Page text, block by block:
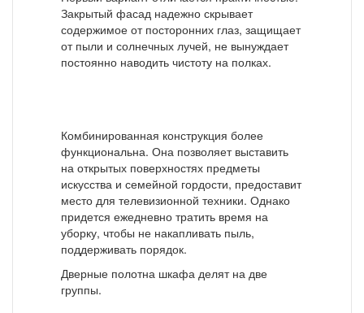
Закрытый фасад надежно скрывает
содержимое от посторонних глаз, защищает
от пыли и солнечных лучей, не вынуждает
постоянно наводить чистоту на полках.
Комбинированная конструкция более
функциональна. Она позволяет выставить
на открытых поверхностях предметы
искусства и семейной гордости, предоставит
место для телевизионной техники. Однако
придется ежедневно тратить время на
уборку, чтобы не накапливать пыль,
поддерживать порядок.
Дверные полотна шкафа делят на две
группы.